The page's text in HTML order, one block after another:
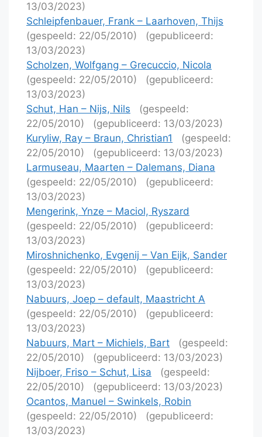
13/03/2023)
Schleipfenbauer, Frank – Laarhoven, Thijs
(gespeeld: 22/05/2010)
(gepubliceerd:
13/03/2023)
Scholzen, Wolfgang – Grecuccio, Nicola
(gespeeld: 22/05/2010)
(gepubliceerd:
13/03/2023)
Schut, Han – Nijs, Nils
(gespeeld:
22/05/2010)
(gepubliceerd: 13/03/2023)
Kuryliw, Ray – Braun, Christian1
(gespeeld:
22/05/2010)
(gepubliceerd: 13/03/2023)
Larmuseau, Maarten – Dalemans, Diana
(gespeeld: 22/05/2010)
(gepubliceerd:
13/03/2023)
Mengerink, Ynze – Maciol, Ryszard
(gespeeld: 22/05/2010)
(gepubliceerd:
13/03/2023)
Miroshnichenko, Evgenij – Van Eijk, Sander
(gespeeld: 22/05/2010)
(gepubliceerd:
13/03/2023)
Nabuurs, Joep – default, Maastricht A
(gespeeld: 22/05/2010)
(gepubliceerd:
13/03/2023)
Nabuurs, Mart – Michiels, Bart
(gespeeld:
22/05/2010)
(gepubliceerd: 13/03/2023)
Nijboer, Friso – Schut, Lisa
(gespeeld:
22/05/2010)
(gepubliceerd: 13/03/2023)
Ocantos, Manuel – Swinkels, Robin
(gespeeld: 22/05/2010)
(gepubliceerd:
13/03/2023)